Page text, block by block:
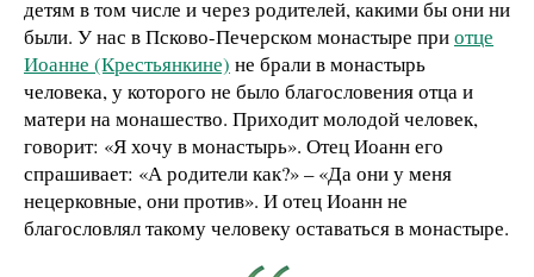
детям в том числе и через родителей, какими бы они ни
были. У нас в Псково-Печерском монастыре приотце
Иоанне (Крестьянкине) не брали в монастырь
человека, у которого не было благословения отца и
матери на монашество. Приходит молодой человек,
говорит: «Я хочу в монастырь». Отец Иоанн его
спрашивает: «А родители как?» – «Да они у меня
нецерковные, они против». И отец Иоанн не
благословлял такому человеку оставаться в монастыре.